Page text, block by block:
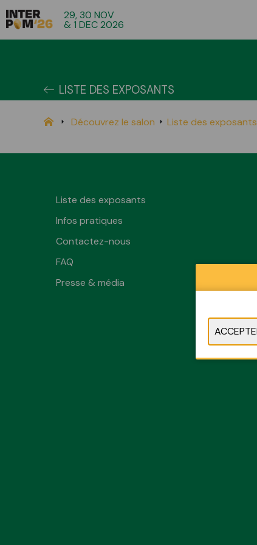
29, 30 NOV
& 1 DEC 2026
LISTE DES EXPOSANTS
Découvrez le salon Liste des exposants
Liste des exposants
Infos pratiques
Contactez-nous
FAQ
Presse & média